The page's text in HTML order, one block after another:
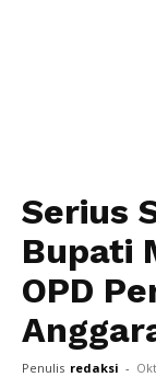
Serius
Bupati
OPD
Penulis redaksi -